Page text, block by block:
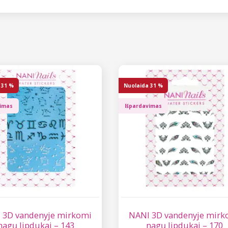
3D vandenyje mirkomi
lipdukai – 143
31 %
NANI 3D vandenyje
nagų lipdukai – 170
Nuolaida 31 %
Išpardavimas